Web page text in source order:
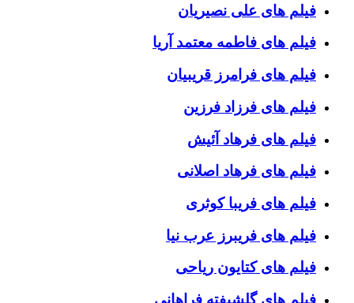
فیلم های علی نصیریان
فیلم های فاطمه معتمد آریا
فیلم های فرامرز قریبیان
فیلم های فرزاد فرزین
فیلم های فرهاد آئیش
فیلم های فرهاد اصلانی
فیلم های فریبا کوثری
فیلم های فریبرز عرب نیا
فیلم های کتایون ریاحی
فیلم های گلشیفته فراهانی